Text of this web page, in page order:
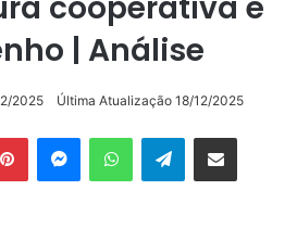
| Análise
2025 Última Atualização 18/12/2025
PinterestMessengerWhatsAppTelegramCompartilhar via e-mail